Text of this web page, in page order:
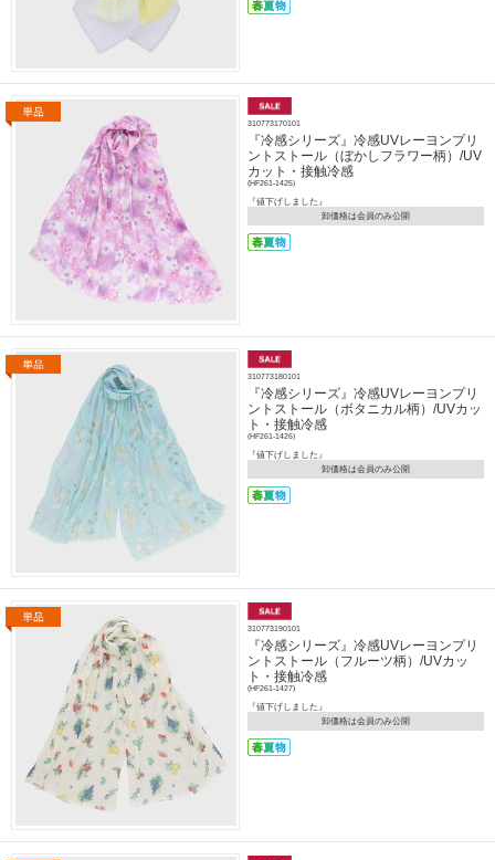
310773170101
『冷感シリーズ』冷感UVレーヨンプリ
ントストール（ぼかしフラワー柄）/UV
カット・接触冷感
(HF261-1425)
『値下げしました』
卸価格は会員のみ公開
310773180101
『冷感シリーズ』冷感UVレーヨンプリ
ントストール（ボタニカル柄）/UVカッ
ト・接触冷感
(HF261-1426)
『値下げしました』
卸価格は会員のみ公開
310773190101
『冷感シリーズ』冷感UVレーヨンプリ
ントストール（フルーツ柄）/UVカッ
ト・接触冷感
(HF261-1427)
『値下げしました』
卸価格は会員のみ公開